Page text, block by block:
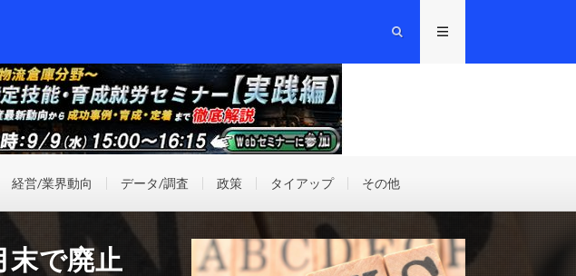
経営/業界動向 データ/調査 政策 タイアップ その他
末で廃止